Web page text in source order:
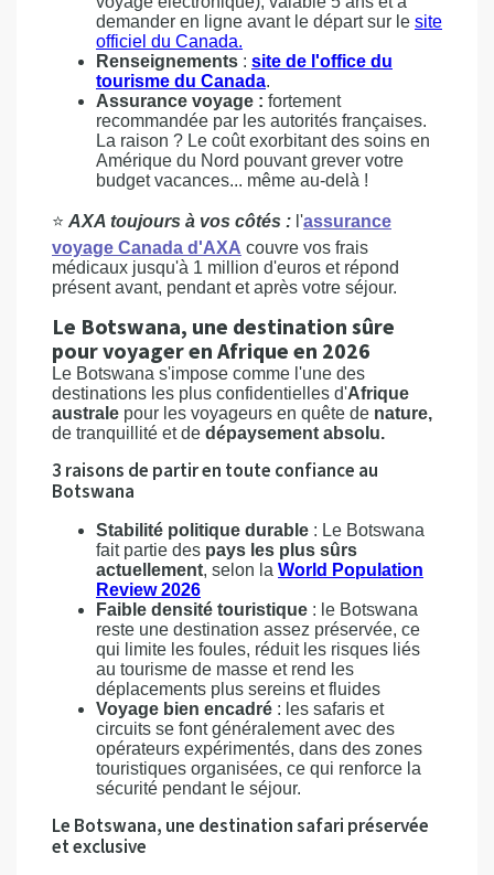
demander en ligne avant le départ sur le site
officiel du Canada.
Renseignements : site de l'office du
tourisme du Canada.
Assurance voyage : fortement
recommandée par les autorités françaises.
La raison ? Le coût exorbitant des soins en
Amérique du Nord pouvant grever votre
budget vacances... même au-delà !
⭐ AXA toujours à vos côtés : l'assurance
voyage Canada d'AXA couvre vos frais
médicaux jusqu'à 1 million d'euros et répond
présent avant, pendant et après votre séjour.
Le Botswana, une destination sûre
pour voyager en Afrique en 2026
Le Botswana s'impose comme l'une des
destinations les plus confidentielles d'Afrique
australe pour les voyageurs en quête de nature,
de tranquillité et de dépaysement absolu.
3 raisons de partir en toute confiance au
Botswana
Stabilité politique durable : Le Botswana
fait partie des pays les plus sûrs
actuellement, selon la World Population
Review 2026
Faible densité touristique : le Botswana
reste une destination assez préservée, ce
qui limite les foules, réduit les risques liés
au tourisme de masse et rend les
déplacements plus sereins et fluides
Voyage bien encadré : les safaris et
circuits se font généralement avec des
opérateurs expérimentés, dans des zones
touristiques organisées, ce qui renforce la
sécurité pendant le séjour.
Le Botswana, une destination safari préservée
et exclusive